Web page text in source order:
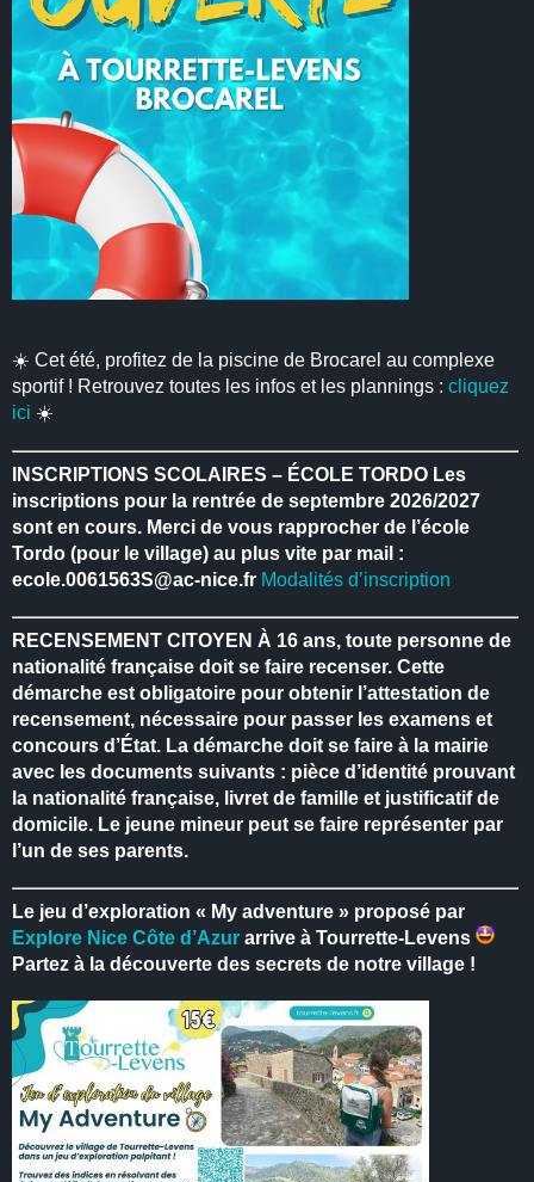
☀️ Cet été, profitez de la piscine de Brocarel au complexe
sportif ! Retrouvez toutes les infos et les plannings :cliquez
ici ☀️
INSCRIPTIONS SCOLAIRES – ÉCOLE TORDO Les
inscriptions pour la rentrée de septembre 2026/2027
sont en cours. Merci de vous rapprocher de l’école
Tordo (pour le village) au plus vite par mail :
ecole.0061563S@ac-nice.fr Modalités d’inscription
RECENSEMENT CITOYEN À 16 ans, toute personne de
nationalité française doit se faire recenser. Cette
démarche est obligatoire pour obtenir l’attestation de
recensement, nécessaire pour passer les examens et
concours d’État. La démarche doit se faire à la mairie
avec les documents suivants : pièce d’identité prouvant
la nationalité française, livret de famille et justificatif de
domicile. Le jeune mineur peut se faire représenter par
l’un de ses parents.
Le jeu d’exploration « My adventure » proposé par
Explore Nice Côte d’Azur arrive à Tourrette-Levens
Partez à la découverte des secrets de notre village !